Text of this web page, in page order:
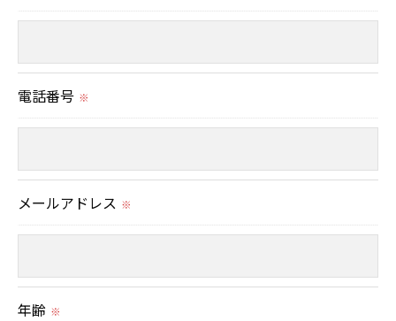
＜個人情報の開示･訂正・削除･利用停止の手続につ
当社では、お客様の個人情報の開示･訂正･削除・利
用停止の手続を定めさせて頂いております。
ご本人である事を確認のうえ、対応させて頂きま
個人情報の開示･訂正･削除・利用停止の具体的手続
きにつきましては、お電話でお問合せ下さい。
電話番号 ※
メールアドレス ※
年齢 ※